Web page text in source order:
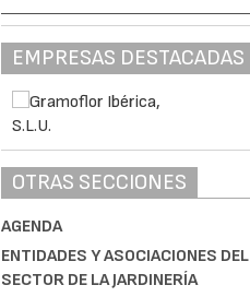
EMPRESAS DESTACADAS
OTRAS SECCIONES
AGENDA
ENTIDADES Y ASOCIACIONES DEL
SECTOR DE LA JARDINERÍA